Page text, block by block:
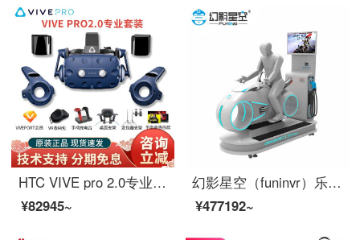
HTC VIVE pro 2.0专业版基础套装智能vr眼镜一体机3D头盔电脑ar眼镜设备游戏机成人版 pro2.0套装 +支架+头盔支架+充电台+游戏等
¥82945~
幻影星空（funinvr）乐享光轮 虚拟现实vr赛车驾驶模拟 vr赛车设备
¥477192~